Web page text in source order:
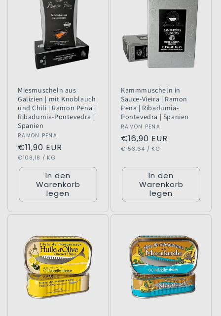
Miesmuscheln aus
Galizien | mit Knoblauch
und Chili | Ramon Pena |
Ribadumia-Pontevedra |
Spanien
Anbieter:
RAMON PENA
Normaler
Preis
€11,90 EUR
GRUNDPREIS
€108,18 / PRO
KG
In den
Warenkorb
legen
Kammmuscheln in
Sauce-Vieira | Ramon
Pena | Ribadumia-
Pontevedra | Spanien
Anbieter:
RAMON PENA
Normaler
Preis
€16,90 EUR
GRUNDPREIS
€153,64 / PRO
KG
In den
Warenkorb
legen